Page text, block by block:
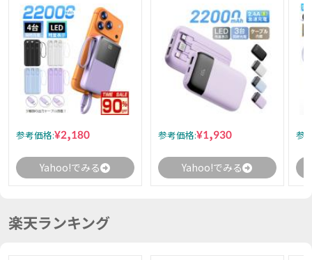
参考価格:¥2,180
Yahoo!でみる
参考価格:¥1,930
Yahoo!でみる
参
楽天ランキング